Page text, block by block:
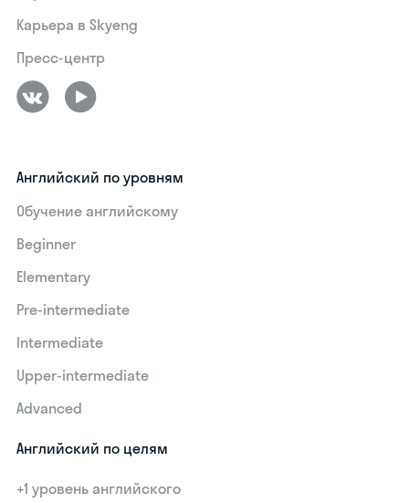
Карьера в Skyeng
Пресс-центр
Английский по уровням
Обучение английскому
Beginner
Elementary
Pre-intermediate
Intermediate
Upper-intermediate
Advanced
Английский по целям
+1 уровень английского